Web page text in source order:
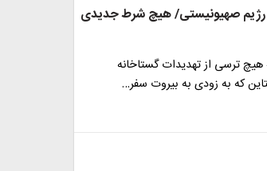
رژیم صهیونیستی/ هیچ شرط جدیدی
هیچ ترسی از تهدیدات گستاخانه
که به زودی به بیروت سفر…